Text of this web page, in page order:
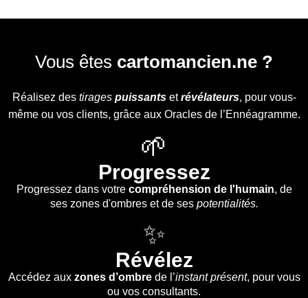
Vous êtes cartomancien.ne ?
Réalisez des tirages puissants etrévélateurs, pour vous-
même ou vos clients, grâce aux Oracles de l’Ennéagramme.
🌱
Progressez
Progressez dans votre compréhension de l'humain, de
ses zones d'ombres et de ses potentialités.
✨
Révélez
Accédez aux zones d’ombrede l’instant présent, pour vous
ou vos consultants.